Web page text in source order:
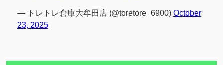
— トレトレ倉庫大牟田店 (@toretore_6900) October
23, 2025